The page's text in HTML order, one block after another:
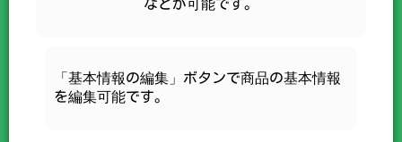
などが可能です。
「基本情報の編集」ボタンで商品の基本情報
を編集可能です。